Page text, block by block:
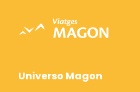
Universo Magon